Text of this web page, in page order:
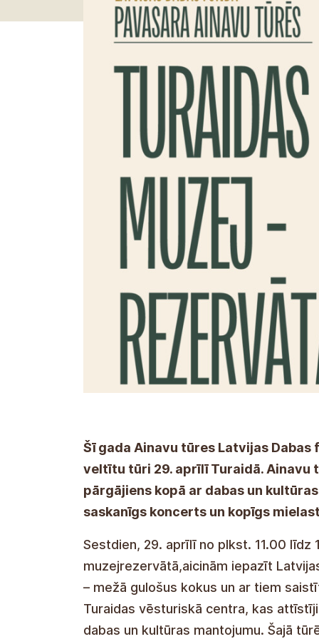
Šī gada Ainavu tūres Latvijas
veltītu tūri 29. aprīlī Turaidā. Ainavu
pārgājiens kopā ar dabas un
saskanīgs koncerts un kopīgs
Sestdien, 29. aprīlī no plkst. 11.00 līdz
muzejrezervātā,aicinām iepazīt
– mežā gulošus kokus un ar tiem
Turaidas vēsturiskā centra, kas
dabas un kultūras mantojumu. Šajā